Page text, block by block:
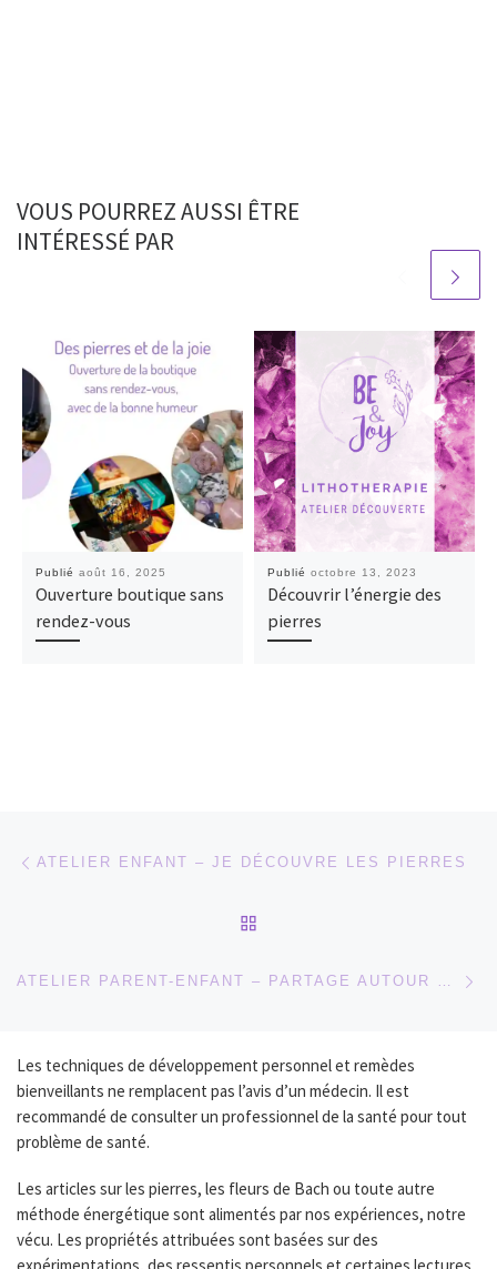
VOUS POURREZ AUSSI ÊTRE
INTÉRESSÉ PAR
Publié août 16, 2025
Ouverture boutique sans
rendez-vous
Publié octobre 13, 2023
Découvrir l’énergie des
pierres
Parcourir les articles
ATELIER ENFANT – JE DÉCOUVRE LES PIERRES
ATELIER PARENT-ENFANT – PARTAGE AUTOUR DES PIERRES
Les techniques de développement personnel et remèdes
bienveillants ne remplacent pas l’avis d’un médecin. Il est
recommandé de consulter un professionnel de la santé pour tout
problème de santé.
Les articles sur les pierres, les fleurs de Bach ou toute autre
méthode énergétique sont alimentés par nos expériences, notre
vécu. Les propriétés attribuées sont basées sur des